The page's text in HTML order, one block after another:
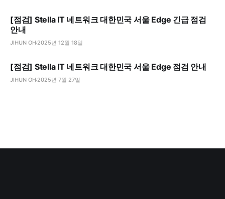
[점검] Stella IT 네트워크 대한민국 서울 Edge 긴급 점검
안내
JIHUN OH 2025년 12월 18일
[점검] Stella IT 네트워크 대한민국 서울 Edge 점검 안내
JIHUN OH 2025년 7월 27일